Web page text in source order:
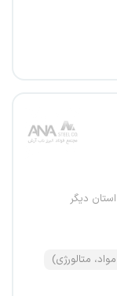
متالورژی)